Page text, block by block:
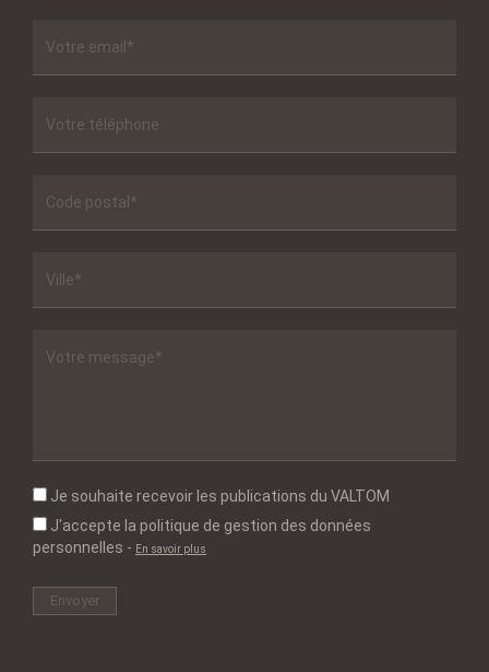
Je souhaite recevoir les publications du VALTOM
J'accepte la politique de gestion des données
personnelles - En savoir plus